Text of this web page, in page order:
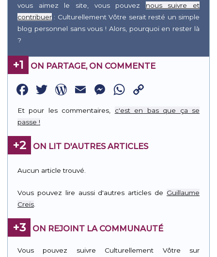
vous aimez le site, vous pouvez nous suivre et
contribuer : Culturellement Vôtre serait resté un simple
blog personnel sans vous ! Alors, pourquoi en rester là
?
+1 ON PARTAGE, ON COMMENTE
Facebook
Twitter
WordPress
EmailMessenger
WhatsApp
Link
Et pour les commentaires, c'est en bas que ça se
passe !
+2 ON LIT D'AUTRES ARTICLES
Aucun article trouvé.
Vous pouvez lire aussi d'autres articles de Guillaume
Creis
+3 ON REJOINT LA COMMUNAUTÉ
Vous pouvez suivre Culturellement Vôtre sur